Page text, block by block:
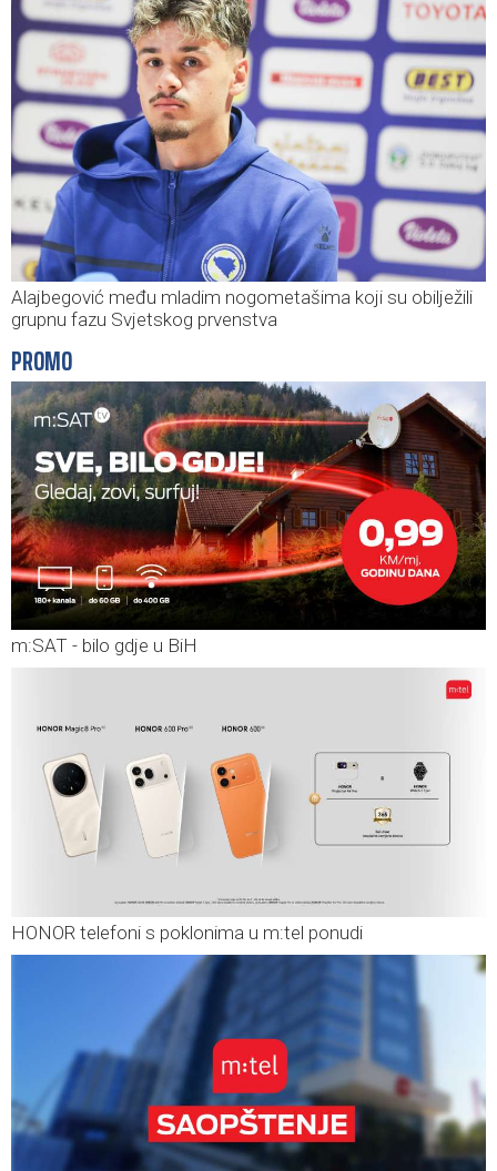
Alajbegović među mladim nogometašima koji su obilježili
grupnu fazu Svjetskog prvenstva
PROMO
m:SAT - bilo gdje u BiH
HONOR telefoni s poklonima u m:tel ponudi